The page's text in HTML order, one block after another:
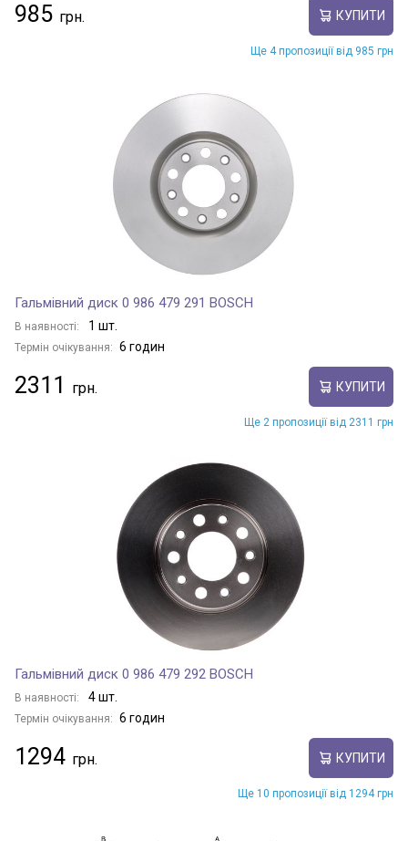
985 КУПИТИ
Ще 4 пропозиції від 985 грн
Гальмівний диск 0 986 479 291 BOSCH
В наявності: 1 шт.
Термін очікування: 6 годин
2311 КУПИТИ
Ще 2 пропозиції від 2311 грн
Гальмівний диск 0 986 479 292 BOSCH
В наявності: 4 шт.
Термін очікування: 6 годин
1294 КУПИТИ
Ще 10 пропозиції від 1294 грн